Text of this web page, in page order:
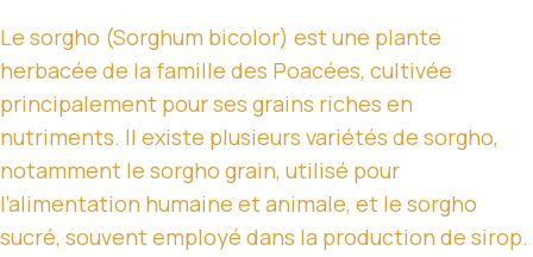
Le sorgho (Sorghum bicolor) est une plante
herbacée de la famille des Poacées, cultivée
principalement pour ses grains riches en
nutriments. Il existe plusieurs variétés de sorgho,
notamment le sorgho grain, utilisé pour
l’alimentation humaine et animale, et le sorgho
sucré, souvent employé dans la production de sirop.